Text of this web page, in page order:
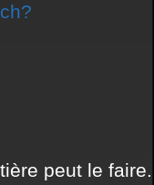
peut le faire.